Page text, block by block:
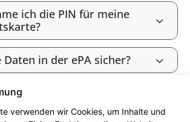
ich die PIN für meine
Daten in der ePA sicher?
Versicherte:r
die ePA zu nutzen?
verwenden wir Cookies, um Inhalte und